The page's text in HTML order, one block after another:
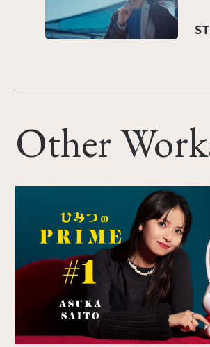
Other